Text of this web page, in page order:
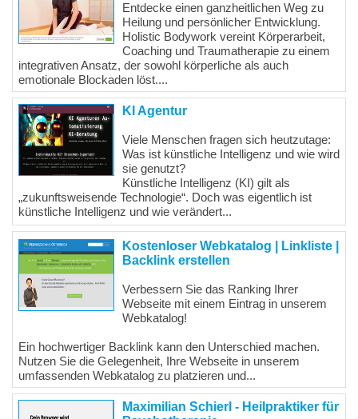
Entdecke einen ganzheitlichen Weg zu
Heilung und persönlicher Entwicklung.
Holistic Bodywork vereint Körperarbeit,
Coaching und Traumatherapie zu einem
integrativen Ansatz, der sowohl körperliche als auch
emotionale Blockaden löst....
KI Agentur
Viele Menschen fragen sich heutzutage:
Was ist künstliche Intelligenz und wie wird
sie genutzt?
Künstliche Intelligenz (KI) gilt als
„zukunftsweisende Technologie“. Doch was eigentlich ist
künstliche Intelligenz und wie verändert...
Kostenloser Webkatalog | Linkliste |
Backlink erstellen
Verbessern Sie das Ranking Ihrer
Webseite mit einem Eintrag in unserem
Webkatalog!
Ein hochwertiger Backlink kann den Unterschied machen.
Nutzen Sie die Gelegenheit, Ihre Webseite in unserem
umfassenden Webkatalog zu platzieren und...
Maximilian Schierl - Heilpraktiker für